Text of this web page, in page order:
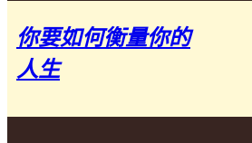
你要如何衡量你的
人生